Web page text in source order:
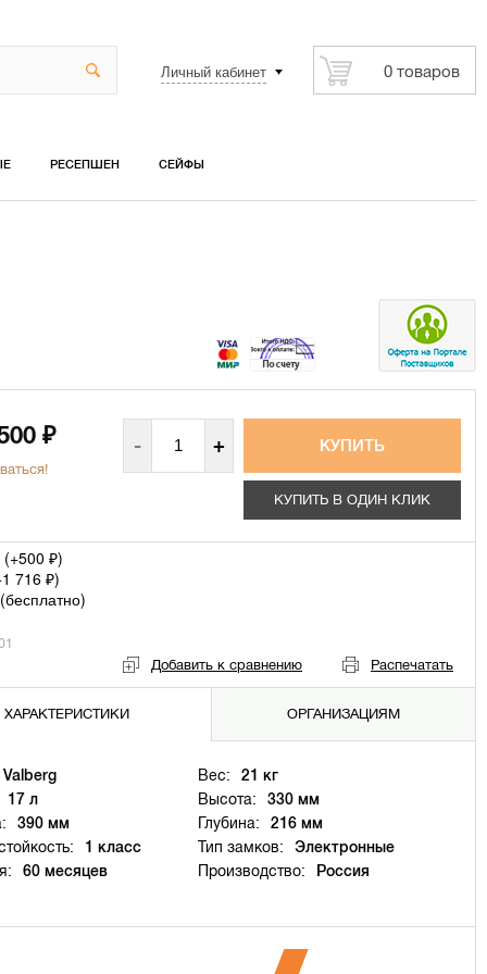
Личный кабинет 0 товаров
РЕСЕПШЕН СЕЙФЫ
₽ - +
КУПИТЬ В ОДИН КЛИК
(+500 ₽)
1 716 ₽)
бесплатно)
Добавить к сравнению Распечатать
ХАРАКТЕРИСТИКИ ОРГАНИЗАЦИЯМ
Valberg Вес:
21 кг
17 л
Высота:
330 мм
390 мм Глубина:
216 мм
1 класс Тип замков:
Электронные
60 месяцев Производство: Россия